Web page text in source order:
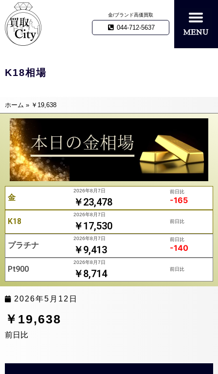
金/ブランド高価買取
044-712-5637
K18相場
ホーム » ￥19,638
金 ￥23,478
2026年8月7日 前日比
-165
K18 ￥17,530
2026年8月7日
前日比
プラチナ ￥9,413
2026年8月7日 前日比
-140
Pt900 ￥8,714
2026年8月7日
前日比
2026年5月12日
￥19,638
前日比